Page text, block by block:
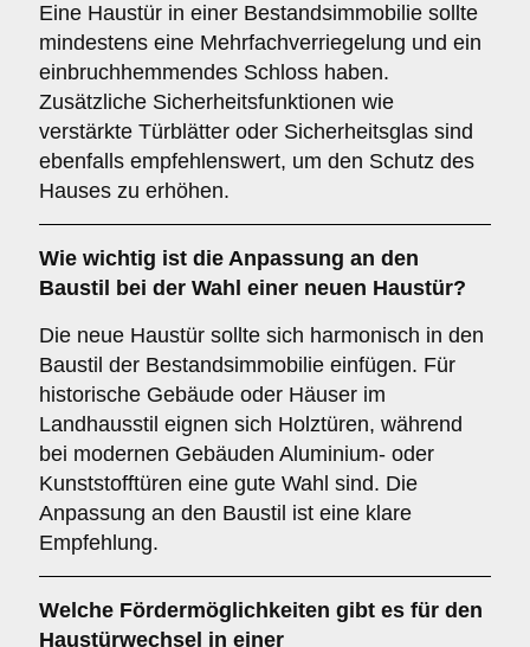
Eine Haustür in einer Bestandsimmobilie sollte
mindestens eine Mehrfachverriegelung und ein
einbruchhemmendes Schloss haben.
Zusätzliche Sicherheitsfunktionen wie
verstärkte Türblätter oder Sicherheitsglas sind
ebenfalls empfehlenswert, um den Schutz des
Hauses zu erhöhen.
Wie wichtig ist die Anpassung an den
Baustil
bei der Wahl einer neuen Haustür?
Die neue Haustür sollte sich harmonisch in den
Baustil der Bestandsimmobilie einfügen. Für
historische Gebäude oder Häuser im
Landhausstil eignen sich Holztüren, während
bei modernen Gebäuden Aluminium- oder
Kunststofftüren eine gute Wahl sind. Die
Anpassung an den Baustil ist eine klare
Empfehlung.
Welche Fördermöglichkeiten gibt es für den
Haustürwechsel in einer